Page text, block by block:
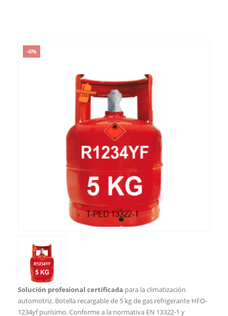
-6%
Solución profesional certificada para la climatización
automotriz. Botella recargable de 5 kg de gas refrigerante HFO-
1234yf purísimo. Conforme a la normativa EN 13322-1 y